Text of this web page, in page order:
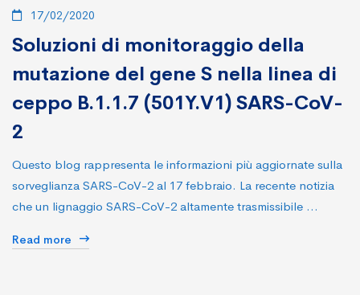
17/02/2020
Soluzioni di monitoraggio della
mutazione del gene S nella linea di
ceppo B.1.1.7 (501Y.V1) SARS-CoV-
2
Questo blog rappresenta le informazioni più aggiornate sulla
sorveglianza SARS-CoV-2 al 17 febbraio. La recente notizia
che un lignaggio SARS-CoV-2 altamente trasmissibile …
Read more